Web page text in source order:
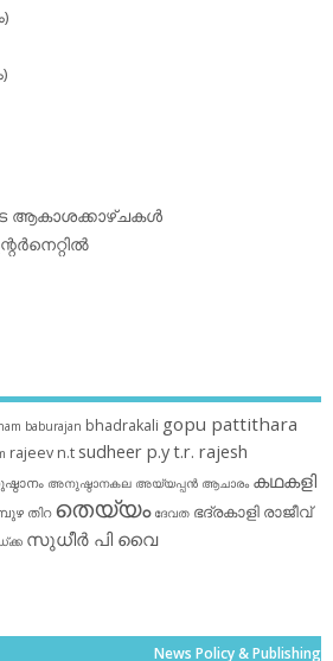
ആകാശക്കാഴ്ചകള്‍
baburajan bhadrakali gopu pattithara
rajeev n.t sudheer p.yt.r. rajesh
അനുഷ്ഠാനകല അയ്യപ്പന്‍ ആചാരം കഥകളി
തിറ തെയ്യം ദേവത ഭദ്രകാളി രാജീവ്
സുധീര്‍ പി വൈ
News Policy & Publishing